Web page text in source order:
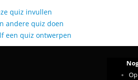
quiz invullen
andere quiz doen
een quiz ontwerpen